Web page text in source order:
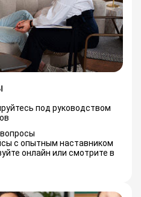
под руководством
с опытным наставником
онлайн или смотрите в